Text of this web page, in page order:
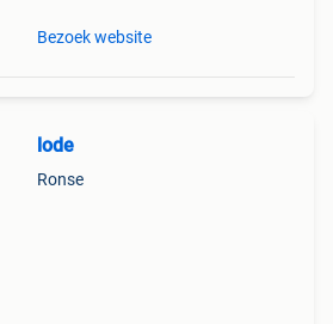
Bezoek website
lode
Ronse